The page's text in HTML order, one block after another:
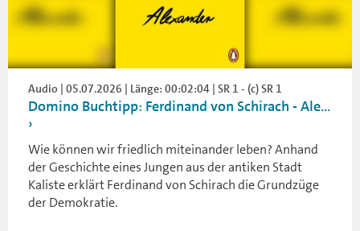
Audio | 05.07.2026 | Länge: 00:02:04 | SR 1 - (c) SR 1
Domino Buchtipp: Ferdinand von Schirach - Ale...
Wie können wir friedlich miteinander leben? Anhand
der Geschichte eines Jungen aus der antiken Stadt
Kaliste erklärt Ferdinand von Schirach die Grundzüge
der Demokratie.